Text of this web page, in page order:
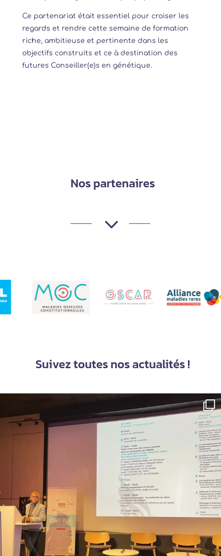
Ce partenariat était essentiel pour croiser les
regards et rendre cette semaine de formation
riche, ambitieuse et pertinente dans les
objectifs construits et ce à destination des
futures Conseiller(e)s en génétique.
Nos partenaires
3
Suivez toutes nos actualités !